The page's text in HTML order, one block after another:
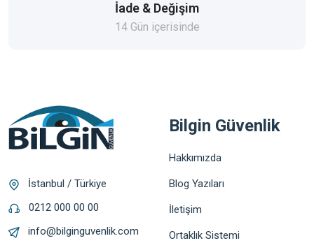
İade & Değişim
14 Gün içerisinde
İstanbul / Türkiye
0212 000 00 00
info@bilginguvenlik.com
Bilgin Güvenlik
Hakkımızda
Blog Yazıları
İletişim
Ortaklık Sistemi